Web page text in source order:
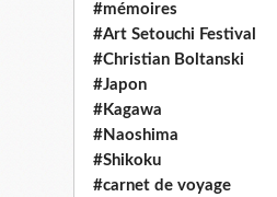
#mémoires
#Art Setouchi Festival
#Christian Boltanski
#Japon
#Kagawa
#Naoshima
#Shikoku
#carnet de voyage